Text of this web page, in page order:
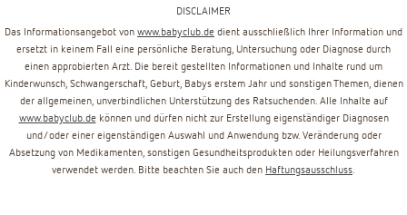
DISCLAIMER
Das Informationsangebot von www.babyclub.de dient ausschließlich Ihrer Information und
ersetzt in keinem Fall eine persönliche Beratung, Untersuchung oder Diagnose durch
einen approbierten Arzt. Die bereit gestellten Informationen und Inhalte rund um
Kinderwunsch, Schwangerschaft, Geburt, Babys erstem Jahr und sonstigen Themen, dienen
der allgemeinen, unverbindlichen Unterstützung des Ratsuchenden. Alle Inhalte auf
www.babyclub.de können und dürfen nicht zur Erstellung eigenständiger Diagnosen
und/oder einer eigenständigen Auswahl und Anwendung bzw. Veränderung oder
Absetzung von Medikamenten, sonstigen Gesundheitsprodukten oder Heilungsverfahren
verwendet werden. Bitte beachten Sie auch den Haftungsausschluss.